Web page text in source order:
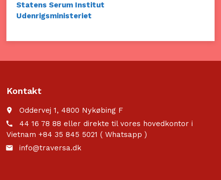
Statens Serum Institut
Udenrigsministeriet
Kontakt
place Oddervej 1, 4800 Nykøbing F
call
44 16 78 88 eller direkte til vores hovedkontor i
Vietnam +84 35 845 5021 ( Whatsapp )
email info@traversa.dk